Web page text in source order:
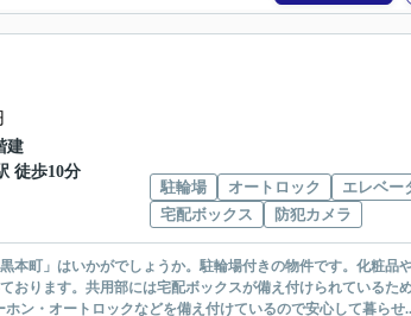
建
徒歩10分
駐輪場
オートロック
エレベー
宅配ボックス
防犯カメラ
本町」はいかがでしょうか。駐輪場付きの物件です。化粧品
おります。共用部には宅配ボックスが備え付けられているた
ン・オートロックなどを備え付けているので安心して暮らせ